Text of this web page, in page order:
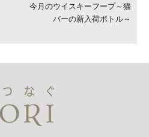
今月のウイスキーフープ～猫
バーの新入荷ボトル～